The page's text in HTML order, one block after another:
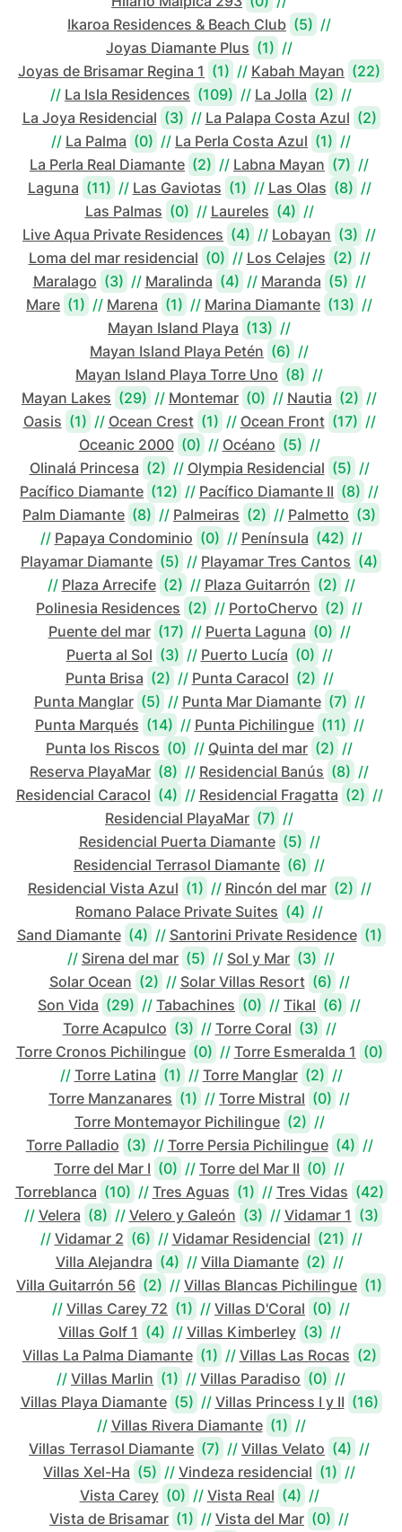
Ikaroa Residences & Beach Club (5) //
Joyas Diamante Plus (1) //
Joyas de Brisamar Regina 1 (1) // Kabah Mayan (22)
// La Isla Residences (109) // La Jolla (2) //
La Joya Residencial (3) // La Palapa Costa Azul (2)
// La Palma (0) // La Perla Costa Azul (1) //
La Perla Real Diamante (2) // Labna Mayan (7) //
Laguna (11) // Las Gaviotas (1) // Las Olas (8) //
Las Palmas (0) // Laureles (4) //
Live Aqua Private Residences (4) // Lobayan (3) //
Loma del mar residencial (0) // Los Celajes (2) //
Maralago (3) // Maralinda (4) // Maranda (5) //
Mare (1) // Marena (1) // Marina Diamante (13) //
Mayan Island Playa (13) //
Mayan Island Playa Petén (6) //
Mayan Island Playa Torre Uno (8) //
Mayan Lakes (29) // Montemar (0) // Nautia (2) //
Oasis (1) // Ocean Crest (1) // Ocean Front (17) //
Oceanic 2000 (0) // Océano (5) //
Olinalá Princesa (2) // Olympia Residencial (5) //
Pacífico Diamante (12) // Pacífico Diamante II (8) //
Palm Diamante (8) // Palmeiras (2) // Palmetto (3)
// Papaya Condominio (0) // Península (42) //
Playamar Diamante (5) // Playamar Tres Cantos (4)
// Plaza Arrecife (2) // Plaza Guitarrón (2) //
Polinesia Residences (2) // PortoChervo (2) //
Puente del mar (17) // Puerta Laguna (0) //
Puerta al Sol (3) // Puerto Lucía (0) //
Punta Brisa (2) // Punta Caracol (2) //
Punta Manglar (5) // Punta Mar Diamante (7) //
Punta Marqués (14) // Punta Pichilingue (11) //
Punta los Riscos (0) // Quinta del mar (2) //
Reserva PlayaMar (8) // Residencial Banús (8) //
Residencial Caracol (4) // Residencial Fragatta (2) //
Residencial PlayaMar (7) //
Residencial Puerta Diamante (5) //
Residencial Terrasol Diamante (6) //
Residencial Vista Azul (1) // Rincón del mar (2) //
Romano Palace Private Suites (4) //
Sand Diamante (4) // Santorini Private Residence (1)
// Sirena del mar (5) // Sol y Mar (3) //
Solar Ocean (2) // Solar Villas Resort (6) //
Son Vida (29) // Tabachines (0) // Tikal (6) //
Torre Acapulco (3) // Torre Coral (3) //
Torre Cronos Pichilingue (0) // Torre Esmeralda 1 (0)
// Torre Latina (1) // Torre Manglar (2) //
Torre Manzanares (1) // Torre Mistral (0) //
Torre Montemayor Pichilingue (2) //
Torre Palladio (3) // Torre Persia Pichilingue (4) //
Torre del Mar I (0) // Torre del Mar II (0) //
Torreblanca (10) // Tres Aguas (1) // Tres Vidas (42)
// Velera (8) // Velero y Galeón (3) // Vidamar 1 (3)
// Vidamar 2 (6) // Vidamar Residencial (21) //
Villa Alejandra (4) // Villa Diamante (2) //
Villa Guitarrón 56 (2) // Villas Blancas Pichilingue (1)
// Villas Carey 72 (1) // Villas D'Coral (0) //
Villas Golf 1 (4) // Villas Kimberley (3) //
Villas La Palma Diamante (1) // Villas Las Rocas (2)
// Villas Marlin (1) // Villas Paradiso (0) //
Villas Playa Diamante (5) // Villas Princess I y II (16)
// Villas Rivera Diamante (1) //
Villas Terrasol Diamante (7) // Villas Velato (4) //
Villas Xel-Ha (5) // Vindeza residencial (1) //
Vista Carey (0) // Vista Real (4) //
Vista de Brisamar (1) // Vista del Mar (0) //